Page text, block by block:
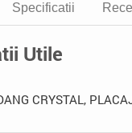
Specificatii
Utile
CRYSTAL,